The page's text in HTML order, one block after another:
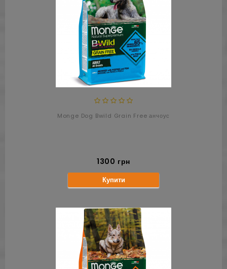
Monge Dog Bwild Grain Free анчоус
1300 грн
Купити